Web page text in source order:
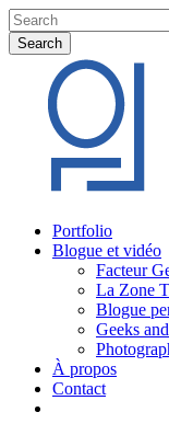
Skip
to
main
content
Search
Search
Menu
Portfolio
Blogue et vidéo
Facteur
La Zone
Blogue
Geeks
À propos
Contact